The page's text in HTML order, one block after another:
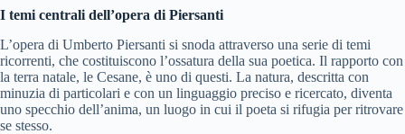
I temi centrali dell’opera di Piersanti
L’opera di Umberto Piersanti si snoda attraverso una serie di temi
ricorrenti, che costituiscono l’ossatura della sua poetica. Il rapporto con
la terra natale, le Cesane, è uno di questi. La natura, descritta con
minuzia di particolari e con un linguaggio preciso e ricercato, diventa
uno specchio dell’anima, un luogo in cui il poeta si rifugia per ritrovare
se stesso.